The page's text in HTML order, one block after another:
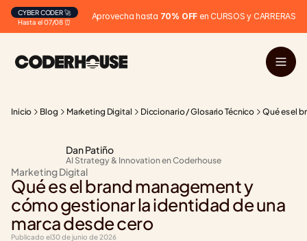
Hasta el 07/08 ⏰
CYBER CODER 🚀 Aprovecha hasta 70% OFF en CURSOS y CARRERAS
Inicio Blog Marketing Digital Diccionario / Glosario Técnico Qué es el
Dan Patiño
AI Strategy & Innovation en Coderhouse
Marketing Digital
Qué es el brand management y
cómo gestionar la identidad de una
marca desde cero
Publicado el30 de junio de 2026